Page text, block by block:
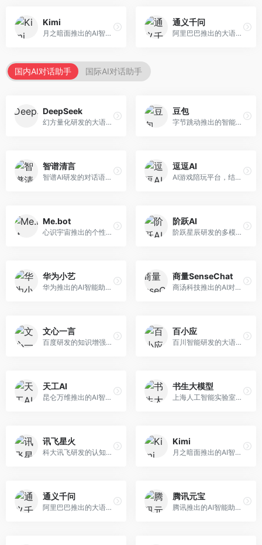
Kimi
月之暗面推出的AI智能助手，核心优势在于超长文本处理能力，支持20万字以上文档分析。面向学术研究者、职场人士和内容创作者，提供文档解读、PPT生成、联网搜索等综合服务。
通义千问
阿里巴巴推出的大语言模型平台，提供对话问答、文档处理、图像理解、代码编写等全方位AI服务。面向企业用户和个人开发者，集成阿里云生态，支持多模态交互，企业级安全保障。
国内AI对话助手 国际AI对话助手
DeepSeek
幻方量化研发的大语言模型平台，专注于深度推理和代码生成能力。面向开发者、研究人员和技术爱好者，提供强大的逻辑推理和数学计算功能，开源生态完善，API接口友好。
豆包
字节跳动推出的智能对话助手平台，提供文本创作、知识问答、英语学习等多种AI服务。面向普通用户和内容创作者，支持多轮对话和文件解析，免费使用，响应速度快，中文理解能力强。
智谱清言
智谱AI研发的对话语言模型，支持中英双语交互。面向中文用户和开发者，提供知识问答、代码编写、文档解读等服务，开源生态完善，学术研究背景深厚。
逗逗AI
AI游戏陪玩平台，结合游戏理解和自然语言交互技术。面向游戏玩家，提供游戏攻略、陪玩互动、社交聊天等服务，游戏知识丰富，互动体验有趣。
Me.bot
心识宇宙推出的个性化AI伴侣，专注于情感交互和个人助理服务。面向个人用户，支持日程管理、情感陪伴、知识问答等功能，交互体验人性化。
阶跃AI
阶跃星辰研发的多模态大模型平台，支持文本、图像、视频的综合理解与生成。面向创作者和企业客户，提供内容创作、智能分析等服务，多模态能力突出。
华为小艺
华为推出的AI智能助手网页端，深度整合鸿蒙生态和华为云服务。面向华为设备用户，支持语音交互、智能问答、设备控制等功能，与华为硬件生态无缝衔接。
商量SenseChat
商汤科技推出的AI对话平台，结合计算机视觉和自然语言处理技术。面向企业用户和开发者，支持多模态交互，视觉理解能力强，适合智能客服和内容创作场景。
文心一言
百度研发的知识增强大语言模型，深度融合百度知识图谱和搜索能力。面向中文用户，提供知识问答、文本创作、逻辑推理等服务，中文语境理解准确，知识覆盖面广。
百小应
百川智能研发的大语言模型助手，专注于中文理解和生成。面向中文用户，提供知识问答、文本创作、代码辅助等服务，模型参数规模大，中文表达流畅自然。
天工AI
昆仑万维推出的AI智能助手，集成搜索、对话、创作等多种能力。面向普通用户和内容创作者，支持联网搜索、文本生成、图像理解等功能，响应速度快，免费使用。
书生大模型
上海人工智能实验室研发的开源大模型系列，支持多尺度和多模态。面向研究机构和开发者，开源生态完善，学术研究背景深厚，适合科研和定制开发。
讯飞星火
科大讯飞研发的认知智能大模型，深度融合语音识别和自然语言处理技术。面向企业用户和教育领域，提供语音交互、文档处理、代码生成等服务，中文语音识别准确率高。
Kimi
月之暗面推出的AI智能助手，核心优势在于超长文本处理能力，支持20万字以上文档分析。面向学术研究者、职场人士和内容创作者，提供文档解读、PPT生成、联网搜索等综合服务。
通义千问
阿里巴巴推出的大语言模型平台，提供对话问答、文档处理、图像理解、代码编写等全方位AI服务。面向企业用户和个人开发者，集成阿里云生态，支持多模态交互，企业级安全保障。
腾讯元宝
腾讯推出的AI智能助手，整合微信生态和腾讯云服务。面向普通用户和企业客户，支持文档解析、图像理解、联网搜索等功能，与腾讯产品无缝衔接，办公协作便捷。